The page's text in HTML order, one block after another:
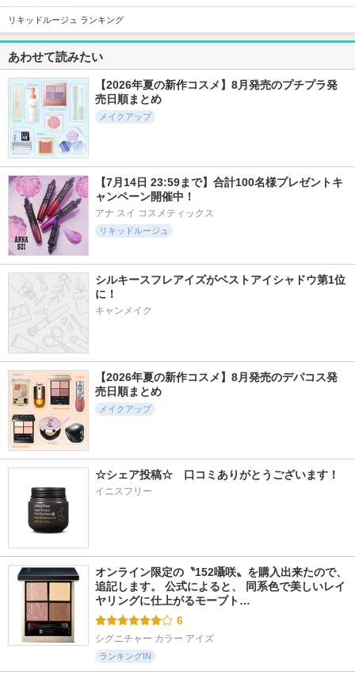
ディオールショウ
サンク クルール
シャドウパレット
ソフトブラーリング
6.0
344件
デュー ドロップ テ
Coralhaze CLIO
5.5
535件
ジューシーデューイ
グロウティント
dasique
ロウグロウジェルテ
5.1
1478件
ーグロス
グバーム
リキッドルージュ ランキング
あわせて読みたい
【2026年夏の新作コスメ】8月発売のプチプラ発
売日順まとめ
メイクアップ
【7月14日 23:59まで】合計100名様プレゼントキ
ャンペーン開催中！
アナ スイ コスメティックス
リキッドルージュ
シルキースフレアイズがベストアイシャドウ第1位
に！
キャンメイク
【2026年夏の新作コスメ】8月発売のデパコス発
売日順まとめ
メイクアップ
☆シェア投稿☆　口コミありがとうございます！
イニスフリー
オンライン限定の〝152囁咲〟を購入出来たので、
追記します。 公式によると、 同系色で美しいレイ
ヤリングに仕上がるモーブト…
6
シグニチャー カラー アイズ
ランキングIN